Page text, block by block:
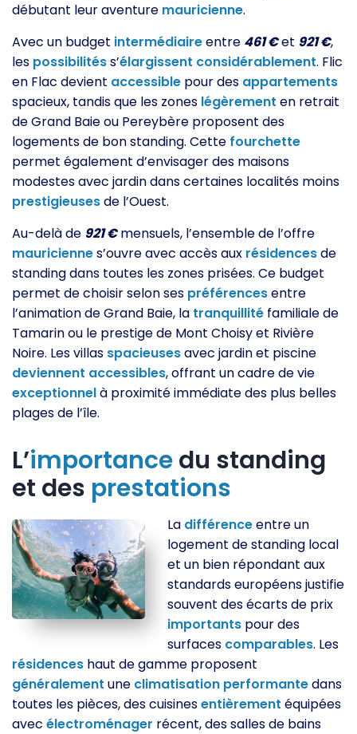
débutant leur aventure mauricienne.
Avec un budget intermédiaireentre 461 €et 921 €,
les possibilitéss’élargissent considérablement. Flic
en Flac devient accessible pour des appartements
spacieux, tandis que les zones légèrement en retrait
de Grand Baie ou Pereybère proposent des
logements de bon standing. Cette fourchette
permet également d’envisager des maisons
modestes avec jardin dans certaines localités moins
prestigieusesde l’Ouest.
Au-delà de 921 €mensuels, l’ensemble de l’offre
mauriciennes’ouvre avec accès aux résidencesde
standing dans toutes les zones prisées. Ce budget
permet de choisir selon ses préférencesentre
l’animation de Grand Baie, la tranquillité familiale de
Tamarin ou le prestige de Mont Choisy et Rivière
Noire. Les villas spacieusesavec jardin et piscine
deviennent accessibles, offrant un cadre de vie
exceptionnelà proximité immédiate des plus belles
plages de l’île.
L’importancedu standing
et des prestations
La différenceentre un
logement de standing local
et un bien répondant aux
standards européens justifie
souvent des écarts de prix
importants pour des
surfaces comparables. Les
résidences haut de gamme proposent
généralement une climatisation performantedans
toutes les pièces, des cuisinesentièrement équipées
avec électroménager récent, des salles de bains